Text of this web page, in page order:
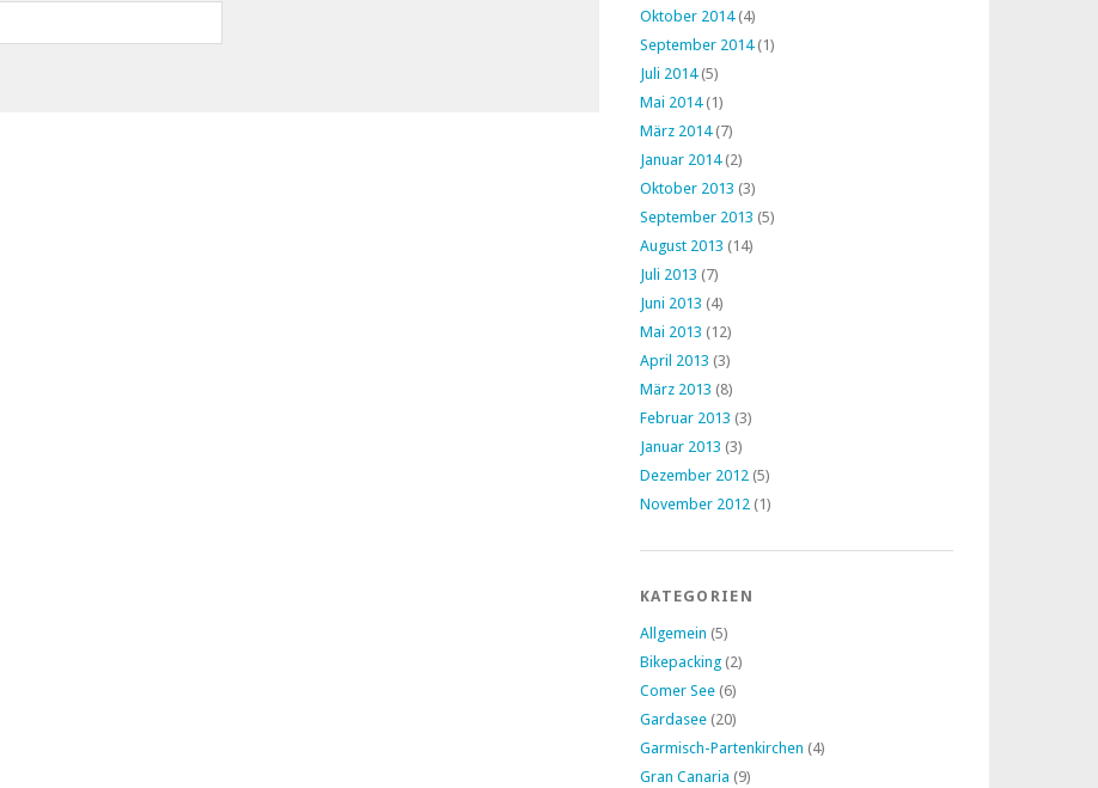
Oktober 2014(4)
September 2014(1)
Juli 2014(5)
Mai 2014(1)
März 2014(7)
Januar 2014(2)
Oktober 2013 (3)
September 2013 (5)
August 2013 (14)
Juli 2013 (7)
Juni 2013 (4)
Mai 2013 (12)
April 2013 (3)
März 2013 (8)
Februar 2013 (3)
Januar 2013 (3)
Dezember 2012 (5)
November 2012 (1)
KATEGORIEN
Allgemein (5)
Bikepacking (2)
Comer See (6)
Gardasee (20)
Garmisch-Partenkirchen (4)
Gran Canaria (9)